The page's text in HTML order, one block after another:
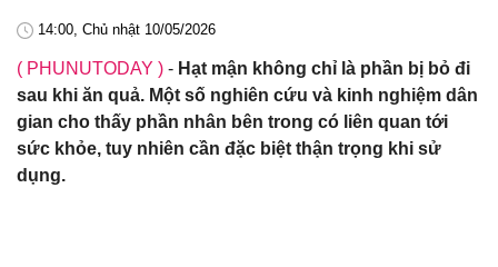
14:00, Chủ nhật 10/05/2026
( PHUNUTODAY ) - Hạt mận không chỉ là phần bị bỏ đi
sau khi ăn quả. Một số nghiên cứu và kinh nghiệm dân
gian cho thấy phần nhân bên trong có liên quan tới
sức khỏe, tuy nhiên cần đặc biệt thận trọng khi sử
dụng.